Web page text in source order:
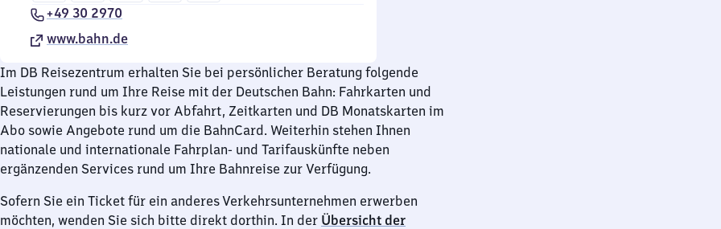
Uhr
+49 30 2970
www.bahn.de
Im DB Reisezentrum erhalten Sie bei persönlicher Beratung folgende
Leistungen rund um Ihre Reise mit der Deutschen Bahn: Fahrkarten und
Reservierungen bis kurz vor Abfahrt, Zeitkarten und DB Monatskarten im
Abo sowie Angebote rund um die BahnCard. Weiterhin stehen Ihnen
nationale und internationale Fahrplan- und Tarifauskünfte neben
ergänzenden Services rund um Ihre Bahnreise zur Verfügung.
Sofern Sie ein Ticket für ein anderes Verkehrsunternehmen erwerben
möchten, wenden Sie sich bitte direkt dorthin. In der Übersicht der